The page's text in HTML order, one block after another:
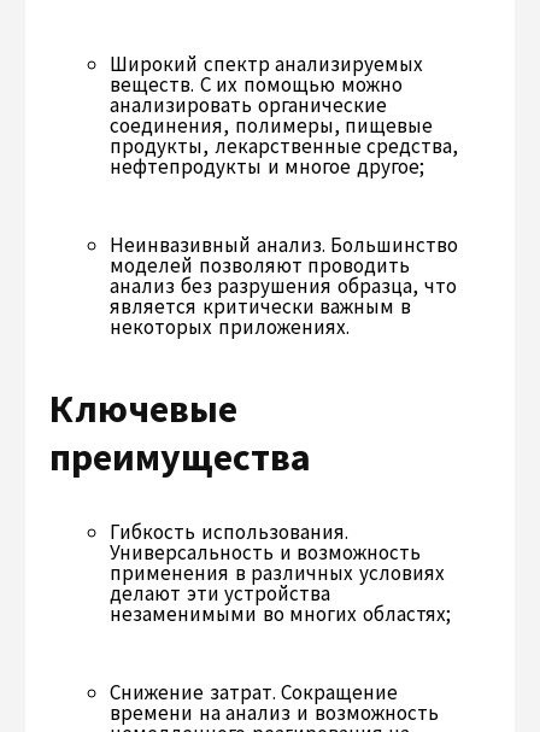
Широкий спектр анализируемых
веществ. С их помощью можно
анализировать органические
соединения, полимеры, пищевые
продукты, лекарственные средства,
нефтепродукты и многое другое;
Неинвазивный анализ. Большинство
моделей позволяют проводить
анализ без разрушения образца, что
является критически важным в
некоторых приложениях.
Ключевые
преимущества
Гибкость использования.
Универсальность и возможность
применения в различных условиях
делают эти устройства
незаменимыми во многих областях;
Снижение затрат. Сокращение
времени на анализ и возможность